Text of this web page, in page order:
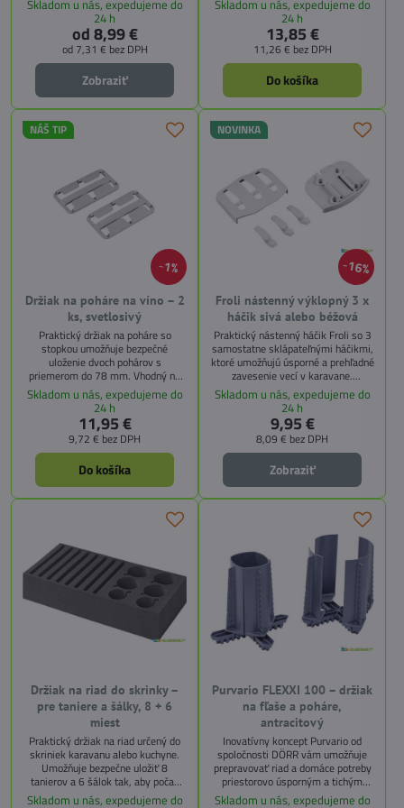
alebo nabíjačku, všetko máte vďaka
týmto kapsám vždy po ruke.
Vyberte si veľkosť podľa priestoru,
ktorý máte k dispozícii, a užívajte si
praktickosť na každej ceste.
Skladom u nás, expedujeme do
24 h
od 8,99 €
od 7,31 € bez DPH
Zobraziť
mechanizmu šetrí priestor, je
nenápadný a ľahko montovateľný.
Skladom u nás, expedujeme do
24 h
13,85 €
11,26 € bez DPH
Do košíka
1%
NÁŠ TIP
Držiak na poháre na víno – 2
ks, svetlosivý
Praktický držiak na poháre so
stopkou umožňuje bezpečné
uloženie dvoch pohárov s
priemerom do 78 mm. Vhodný na
montáž zavesením alebo
postavením do skrinky či regálu.
Poháre sú bezpečne uložené aj
počas jazdy. Montážna sada so
skrutkami je súčasťou balenia.
Skladom u nás, expedujeme do
24 h
11,95 €
9,72 € bez DPH
Do košíka
16%
NOVINKA
Froli nástenný výklopný 3 x
háčik sivá alebo béžová
Praktický nástenný háčik Froli so 3
samostatne sklápateľnými háčikmi,
ktoré umožňujú úsporné a prehľadné
zavesenie vecí v karavane.
Jednoduchá montáž vrátane
skrutiek. Svetlosivá farba vhodná
do moderných interiérov.
Skladom u nás, expedujeme do
24 h
9,95 €
8,09 € bez DPH
Zobraziť
Držiak na riad do skrinky –
pre taniere a šálky, 8 + 6
miest
Praktický držiak na riad určený do
skriniek karavanu alebo kuchyne.
Umožňuje bezpečne uložiť 8
tanierov a 6 šálok tak, aby počas
jazdy nevznikal hluk ani poškodenie
Skladom u nás, expedujeme do
Purvario FLEXXI 100 – držiak
na fľaše a poháre,
antracitový
Inovatívny koncept Purvario od
spoločnosti DÖRR vám umožňuje
prepravovať riad a domáce potreby
priestorovo úsporným a tichým
spôsobom. Pohodlné a flexibilné
Skladom u nás, expedujeme do